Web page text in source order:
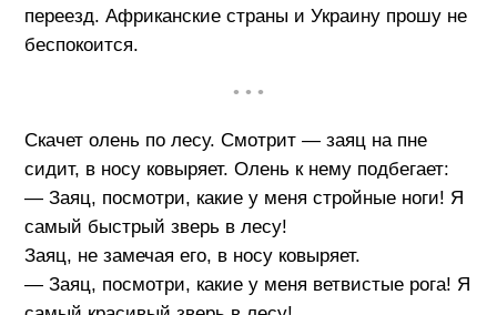
переезд. Африканские страны и Украину прошу не
беспокоится.
• • •
Скачет олень по лесу. Смотрит — заяц на пне
сидит, в носу ковыряет. Олень к нему подбегает:
— Заяц, посмотри, какие у меня стройные ноги! Я
самый быстрый зверь в лесу!
Заяц, не замечая его, в носу ковыряет.
— Заяц, посмотри, какие у меня ветвистые рога! Я